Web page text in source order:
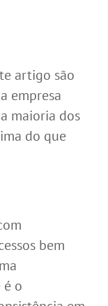
artigo são
empresa
maioria dos
do que
bem
é o